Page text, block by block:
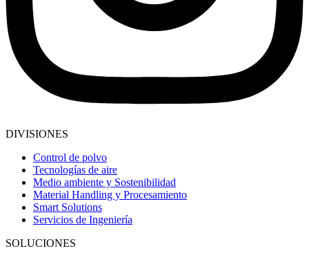
DIVISIONES
Control de polvo
Tecnologías de aire
Medio ambiente y Sostenibilidad
Material Handling y Procesamiento
Smart Solutions
Servicios de Ingeniería
SOLUCIONES